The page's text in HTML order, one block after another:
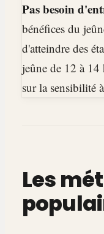
Pas besoin
bénéfices du
d'atteindre des
jeûne de 12 à 14
sur la sensibilité
Les